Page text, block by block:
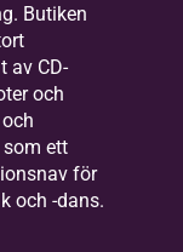
Butiken
av CD-
och
ett
för
och -dans.